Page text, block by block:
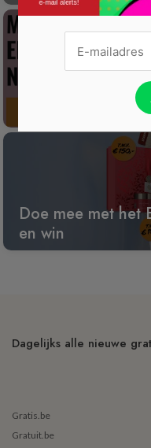
Win een wijnreis
Doe mee met het
en win
Dagelijks alle nieuwe
Gratis.be
Gratuit.be